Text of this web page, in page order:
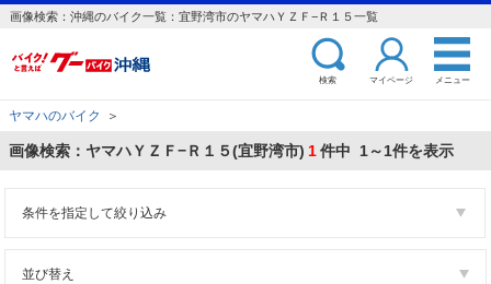
画像検索：沖縄のバイク一覧：宜野湾市のヤマハＹＺＦ−Ｒ１５一覧
検索 マイページ メニュー
ヤマハのバイク ＞
画像検索：ヤマハＹＺＦ−Ｒ１５(宜野湾市) 1件中 1～1件を表示
条件を指定して絞り込み
並び替え